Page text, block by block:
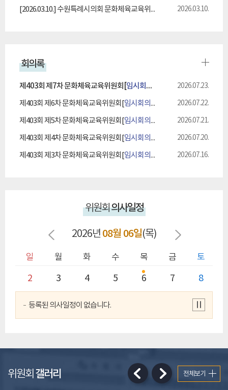
[2026.03.10.] 수원특례시의회 문화체육교육위원회, 조례안 안건심사 2026.03.10.
회의록
제403회 제7차 문화체육교육위원회 임시회의록 2026.07.23.
제403회 제6차 문화체육교육위원회 [임시회의록 2026.07.22.
제403회 제5차 문화체육교육위원회 [임시회의록 2026.07.21.
제403회 제4차 문화체육교육위원회 [임시회의록 2026.07.20.
제403회 제3차 문화체육교육위원회 [임시회의록 2026.07.16.
위원회의사일정
2026년08월 06일(목)
일
2
월
3
화
4
수
5
목
6
금
7
토
8
등록된 의사일정이 없습니다.
위원회 갤러리 전체보기